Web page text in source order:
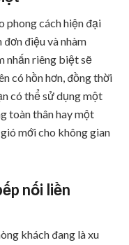
phong cách hiện đại
điệu và nhàm
nhấn riêng biệt sẽ
có hồn hơn, đồng thời
có thể sử dụng một
toàn thân hay một
mới cho không gian
nối liền
khách đang là xu